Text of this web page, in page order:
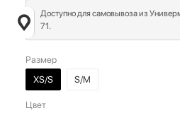
Доступно для самовывоза из
71.
Размер
XS/S
S/M
Цвет